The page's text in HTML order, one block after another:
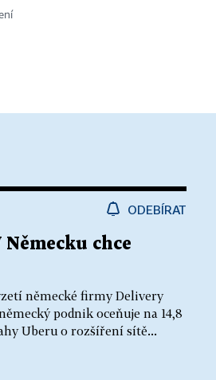
ODEBÍRAT
chce
německé firmy Delivery
podnik oceňuje na 14,8
Uberu o rozšíření sítě...